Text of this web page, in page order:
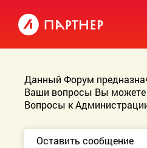
Данный Форум
Ваши вопросы Вы можете
Вопросы к
Оставить сообщение